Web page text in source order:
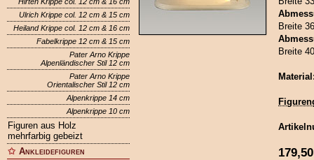
Ulrich Krippe col. 12 cm & 15 cm
Heiland Krippe col. 12 cm & 16 cm
Fabelkrippe 12 cm & 15 cm
Pater Arno Krippe
Alpenländischer Stil 12 cm
Pater Arno Krippe
Orientalischer Stil 12 cm
Alpenkrippe 14 cm
Alpenkrippe 10 cm
Figuren aus Holz
mehrfarbig gebeizt
Ankleidefiguren
Breite
Breite
179,50